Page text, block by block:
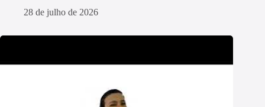
28 de julho de 2026